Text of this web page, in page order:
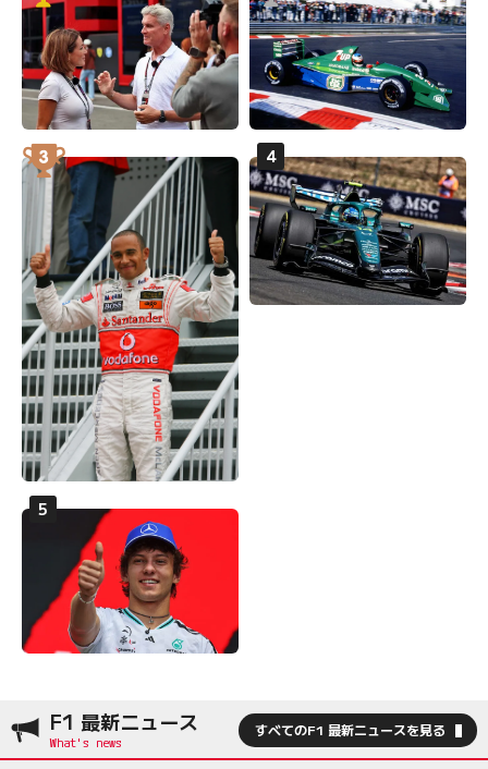
F1 最新ニュース すべてのF1 最新ニュースを見る